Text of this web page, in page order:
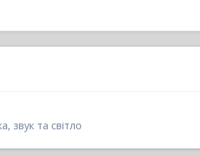
звук та світло